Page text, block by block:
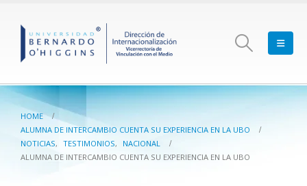
HOME
ALUMNA DE INTERCAMBIO CUENTA SU EXPERIENCIA EN LA UBO
NOTICIAS, TESTIMONIOS,
NACIONAL
ALUMNA DE INTERCAMBIO CUENTA SU EXPERIENCIA EN LA UBO